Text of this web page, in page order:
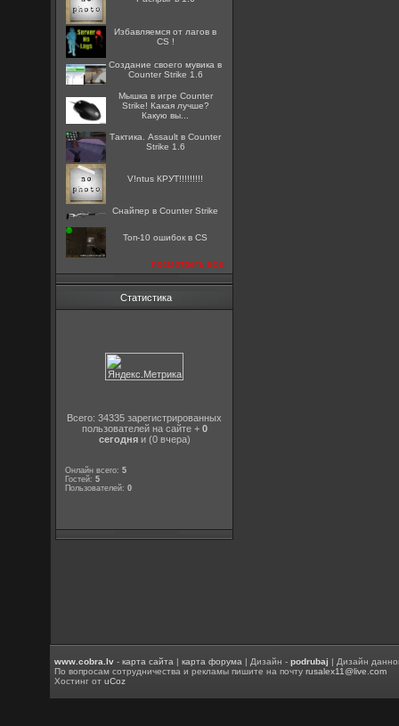
Избавляемся от лагов в
CS !
Создание своего мувика в
Counter Strike 1.6
Мышка в игре Counter
Strike! Какая лучше?
Какую вы...
Тактика. Assault в Counter
Strike 1.6
V!ntus КРУТ!!!!!!!!!
Снайпер в Counter Strike
Топ-10 ошибок в CS
посмотреть все
Статистика
Всего: 34335 зарегистрированных
пользователей на сайте + 0
сегодняи (0 вчера)
Онлайн всего:5
Гостей:5
Пользователей:0
www.cobra.lv -карта сайта |карта форума | Дизайн -podrubaj | Дизайн
По вопросам сотрудничества и рекламы пишите на почтуrusalex11@live.com
Хостинг отuCoz